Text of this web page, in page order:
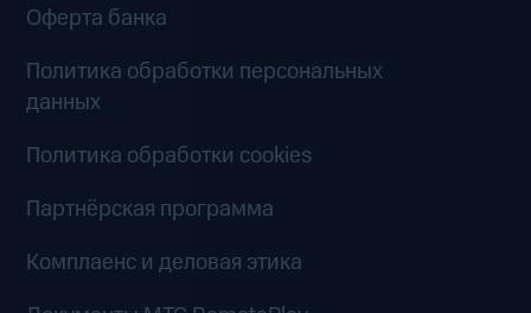
Оферта банка
Политика обработки персональных
данных
Политика обработки cookies
Партнёрская программа
Комплаенс и деловая этика